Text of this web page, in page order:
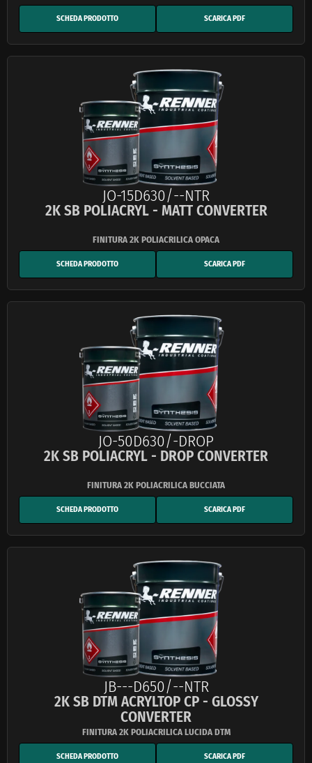
SCHEDA PRODOTTO SCARICA PDF
JO-15D630/--NTR
2K SB POLIACRYL - MATT CONVERTER
SCHEDA PRODOTTO SCARICA PDF
JO-50D630/-DROP
2K SB POLIACRYL - DROP CONVERTER
SCHEDA PRODOTTO SCARICA PDF
JB---D650/--NTR
2K SB DTM ACRYLTOP CP - GLOSSY
CONVERTER
SCHEDA PRODOTTO SCARICA PDF